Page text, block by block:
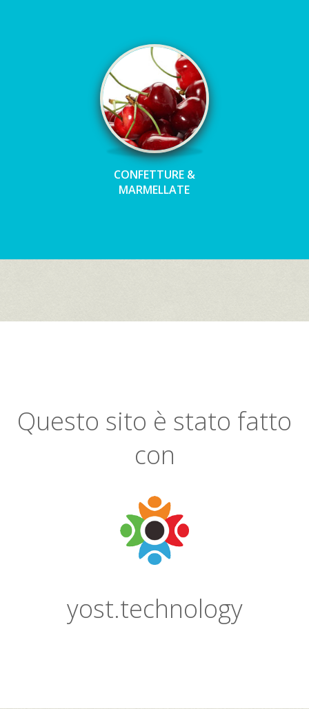
CONFETTURE &
MARMELLATE
Questo sito è stato fatto
con
yost.technology